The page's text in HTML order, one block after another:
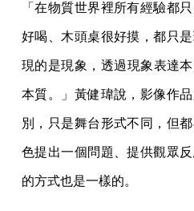
「在物質世界裡所有經驗都
好喝、木頭桌很好摸，都只
現的是現象，透過現象表達
本質。」黃健瑋說，影像作
別，只是舞台形式不同，但
色提出一個問題、提供觀眾
的方式也是一樣的。